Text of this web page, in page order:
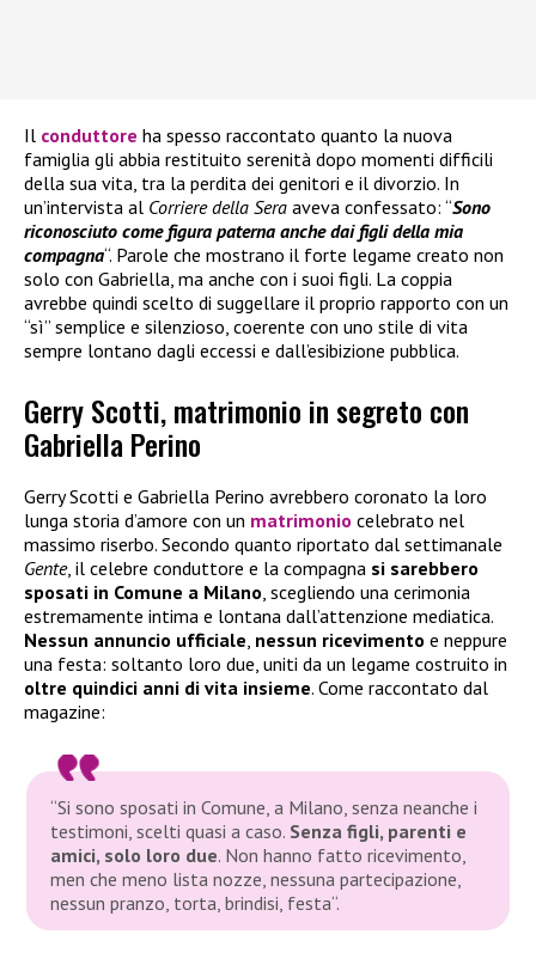
Il conduttore ha spesso raccontato quanto la nuova
famiglia gli abbia restituito serenità dopo momenti difficili
della sua vita, tra la perdita dei genitori e il divorzio. In
un’intervista al Corriere della Sera aveva confessato: “Sono
riconosciuto come figura paterna anche dai figli della mia
compagna“. Parole che mostrano il forte legame creato non
solo con Gabriella, ma anche con i suoi figli. La coppia
avrebbe quindi scelto di suggellare il proprio rapporto con un
“sì” semplice e silenzioso, coerente con uno stile di vita
sempre lontano dagli eccessi e dall’esibizione pubblica.
Gerry Scotti, matrimonio in segreto con
Gabriella Perino
Gerry Scotti e Gabriella Perino avrebbero coronato la loro
lunga storia d’amore con un matrimonio celebrato nel
massimo riserbo. Secondo quanto riportato dal settimanale
Gente, il celebre conduttore e la compagna si sarebbero
sposati in Comune a Milano, scegliendo una cerimonia
estremamente intima e lontana dall’attenzione mediatica.
Nessun annuncio ufficiale, nessun ricevimento e neppure
una festa: soltanto loro due, uniti da un legame costruito in
oltre quindici anni di vita insieme. Come raccontato dal
magazine:
“Si sono sposati in Comune, a Milano, senza neanche i
testimoni, scelti quasi a caso. Senza figli, parenti e
amici, solo loro due. Non hanno fatto ricevimento,
men che meno lista nozze, nessuna partecipazione,
nessun pranzo, torta, brindisi, festa“.